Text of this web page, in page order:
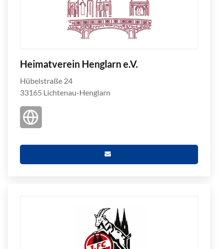
Heimatverein Henglarn e.V.
Hübelstraße 24
33165 Lichtenau-Henglarn